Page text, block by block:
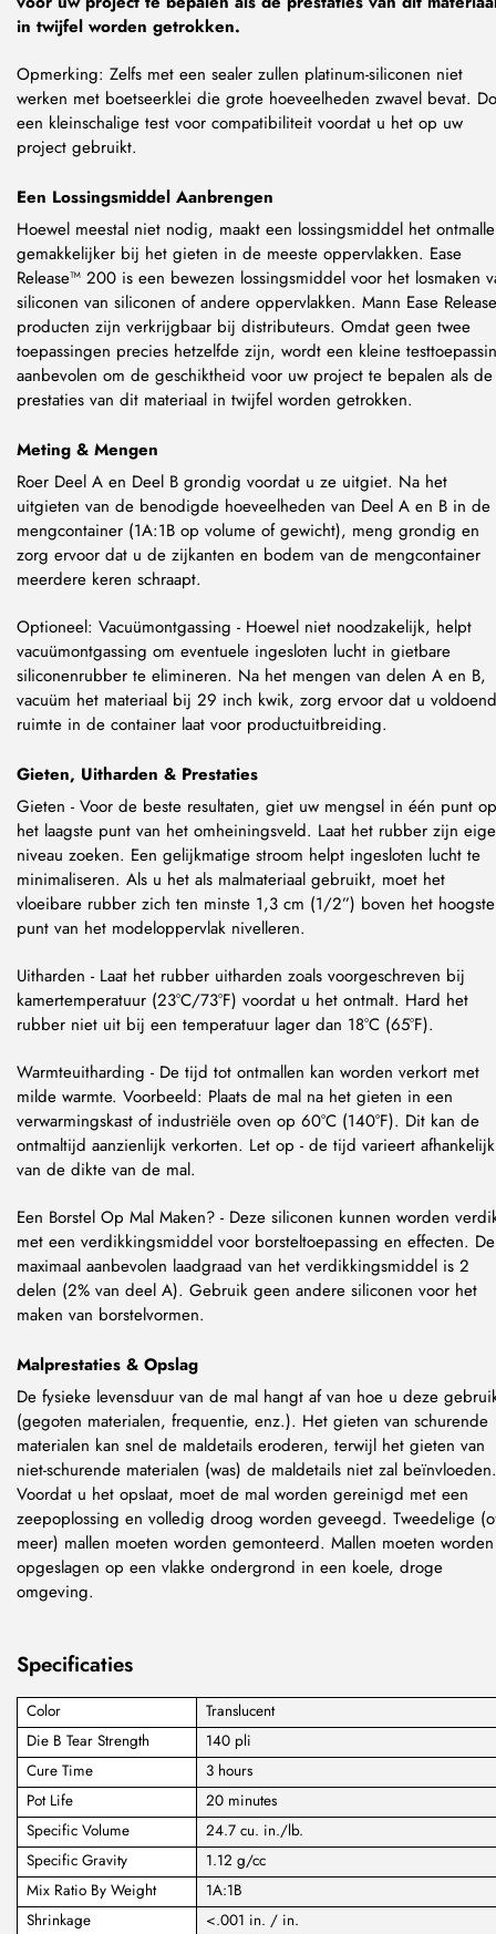
in twijfel worden getrokken.
Opmerking: Zelfs met een sealer zullen platinum-siliconen niet
werken met boetseerklei die grote hoeveelheden zwavel bevat.
een kleinschalige test voor compatibiliteit voordat u het op uw
project gebruikt.
Een Lossingsmiddel Aanbrengen
Hoewel meestal niet nodig, maakt een lossingsmiddel het
gemakkelijker bij het gieten in de meeste oppervlakken. Ease
Release™ 200 is een bewezen lossingsmiddel voor het losmaken
siliconen van siliconen of andere oppervlakken. Mann Ease
producten zijn verkrijgbaar bij distributeurs. Omdat geen twee
toepassingen precies hetzelfde zijn, wordt een kleine
aanbevolen om de geschiktheid voor uw project te bepalen als de
prestaties van dit materiaal in twijfel worden getrokken.
Meting & Mengen
Roer Deel A en Deel B grondig voordat u ze uitgiet. Na het
uitgieten van de benodigde hoeveelheden van Deel A en B in de
mengcontainer (1A:1B op volume of gewicht), meng grondig en
zorg ervoor dat u de zijkanten en bodem van de mengcontainer
meerdere keren schraapt.
Optioneel: Vacuümontgassing - Hoewel niet noodzakelijk, helpt
vacuümontgassing om eventuele ingesloten lucht in gietbare
siliconenrubber te elimineren. Na het mengen van delen A en B,
vacuüm het materiaal bij 29 inch kwik, zorg ervoor dat u
ruimte in de container laat voor productuitbreiding.
Gieten, Uitharden & Prestaties
Gieten - Voor de beste resultaten, giet uw mengsel in één punt op
het laagste punt van het omheiningsveld. Laat het rubber zijn
niveau zoeken. Een gelijkmatige stroom helpt ingesloten lucht te
minimaliseren. Als u het als malmateriaal gebruikt, moet het
vloeibare rubber zich ten minste 1,3 cm (1/2”) boven het hoogste
punt van het modeloppervlak nivelleren.
Uitharden - Laat het rubber uitharden zoals voorgeschreven bij
kamertemperatuur (23°C/73°F) voordat u het ontmalt. Hard het
rubber niet uit bij een temperatuur lager dan 18°C (65°F).
Warmteuitharding - De tijd tot ontmallen kan worden verkort met
milde warmte. Voorbeeld: Plaats de mal na het gieten in een
verwarmingskast of industriële oven op 60°C (140°F). Dit kan de
ontmaltijd aanzienlijk verkorten. Let op - de tijd varieert afhankelijk
van de dikte van de mal.
Een Borstel Op Mal Maken? - Deze siliconen kunnen worden
met een verdikkingsmiddel voor borsteltoepassing en effecten. De
maximaal aanbevolen laadgraad van het verdikkingsmiddel is 2
delen (2% van deel A). Gebruik geen andere siliconen voor het
maken van borstelvormen.
Malprestaties & Opslag
De fysieke levensduur van de mal hangt af van hoe u deze
(gegoten materialen, frequentie, enz.). Het gieten van schurende
materialen kan snel de maldetails eroderen, terwijl het gieten van
niet-schurende materialen (was) de maldetails niet zal beïnvloeden.
Voordat u het opslaat, moet de mal worden gereinigd met een
zeepoplossing en volledig droog worden geveegd. Tweedelige
meer) mallen moeten worden gemonteerd. Mallen moeten worden
opgeslagen op een vlakke ondergrond in een koele, droge
omgeving.
Specificaties
Color
Translucent
Die B Tear Strength
140 pli
Cure Time
3 hours
Pot Life
20 minutes
Specific Volume
24.7 cu. in./lb.
Specific Gravity
1.12 g/cc
Mix Ratio By Weight
1A:1B
Shrinkage
<.001 in. / in.